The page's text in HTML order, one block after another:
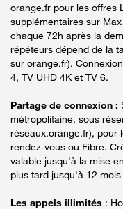
orange.fr pour les offres
supplémentaires sur
chaque 72h après la
répéteurs dépend de la
sur orange.fr).
4, TV UHD 4K et TV 6.
Partage de connexion :
métropolitaine, sous
réseaux.orange.fr), pour
rendez-vous ou Fibre.
valable jusqu'à la mise
plus tard jusqu'à 12
Les appels illimités :